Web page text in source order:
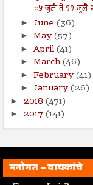
०५ जुलै ते ११ जुलै
► June (36)
► May(57)
► April(41)
► March(46)
► February(41)
► January(26)
► 2018 (471)
► 2017 (141)
मनोगत – वाचकांचे